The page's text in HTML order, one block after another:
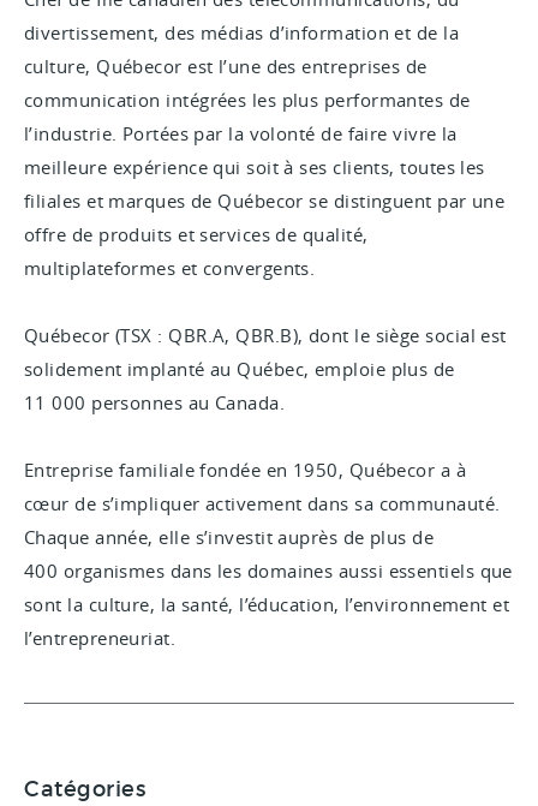
divertissement, des médias d’information et de la
culture, Québecor est l’une des entreprises de
communication intégrées les plus performantes de
l’industrie. Portées par la volonté de faire vivre la
meilleure expérience qui soit à ses clients, toutes les
filiales et marques de Québecor se distinguent par une
offre de produits et services de qualité,
multiplateformes et convergents.
Québecor (TSX : QBR.A, QBR.B), dont le siège social est
solidement implanté au Québec, emploie plus de
11 000 personnes au Canada.
Entreprise familiale fondée en 1950, Québecor a à
cœur de s’impliquer activement dans sa communauté.
Chaque année, elle s’investit auprès de plus de
400 organismes dans les domaines aussi essentiels que
sont la culture, la santé, l’éducation, l’environnement et
l’entrepreneuriat.
Catégories